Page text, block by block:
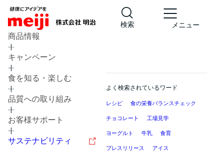
検索 メニュー
商品情報
キャンペーン
食を知る・楽しむ
品質への取り組み
お客様サポート
サステナビリティ
よく検索されているワード
レシピ 食の栄養バランスチェック
チョコレート 工場見学
ヨーグルト 牛乳 食育
プレスリリース アイス